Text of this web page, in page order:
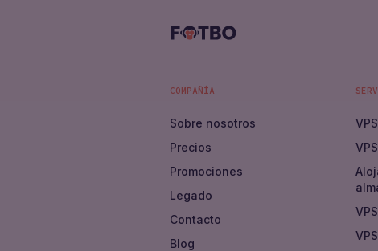
COMPAÑÍA
Sobre nosotros
Precios
Promociones
Legado
Contacto
Blog